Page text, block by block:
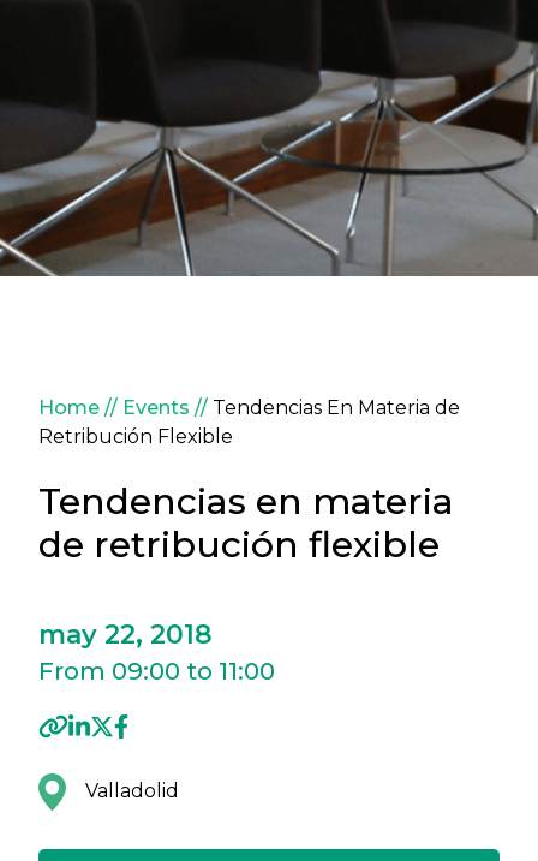
Breadcrumb
Home Events
Tendencias En Materia de
Retribución Flexible
Tendencias en materia
de retribución flexible
may 22, 2018
From 09:00 to 11:00
Valladolid